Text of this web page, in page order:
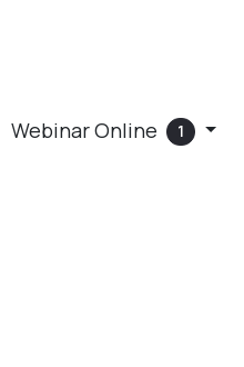
Webinar Online 1